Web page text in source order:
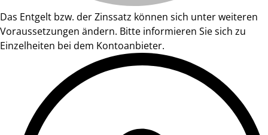
Das Entgelt bzw. der Zinssatz können sich unter weiteren
Voraussetzungen ändern. Bitte informieren Sie sich zu
Einzelheiten bei dem Kontoanbieter.